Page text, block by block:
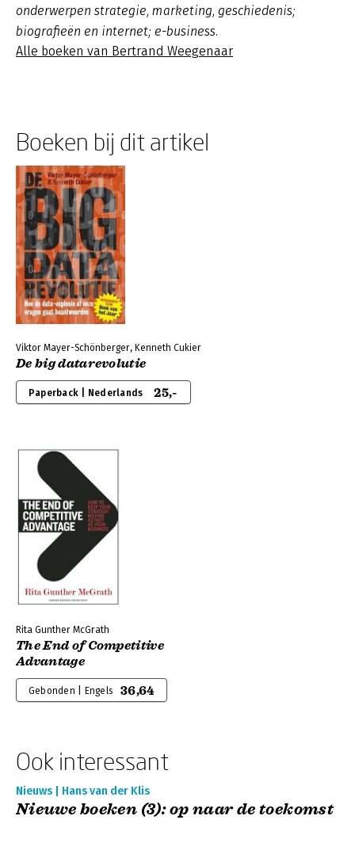
onderwerpen strategie, marketing, geschiedenis;
biografieën en internet; e-business.
Alle boeken van Bertrand Weegenaar
Boeken bij dit artikel
Viktor Mayer-Schönberger, Kenneth Cukier
De big datarevolutie
Paperback | Nederlands 25,-
Rita Gunther McGrath
The End of Competitive
Advantage
Gebonden | Engels 36,64
Ook interessant
Nieuws | Hans van der Klis
Nieuwe boeken (3): op naar de toekomst